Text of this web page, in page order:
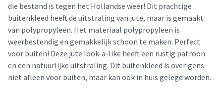
die bestand is tegen het Hollandse weer! Dit prachtige
buitenkleed heeft de uitstraling van jute, maar is gemaakt
van polypropyleen. Het materiaal polypropyleen is
weerbestendig en gemakkelijk schoon te maken. Perfect
voor buiten! Deze jute look-a-like heeft een rustig patroon
en een natuurlijke uitstraling. Dit buitenkleed is overigens
niet alleen voor buiten, maar kan ook in huis gelegd worden.